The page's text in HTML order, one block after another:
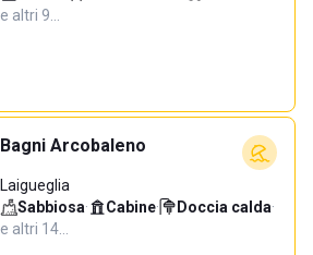
e altri 9…
Bagni Arcobaleno
Laigueglia
Sabbiosa· Cabine· Doccia calda·
e altri 14…